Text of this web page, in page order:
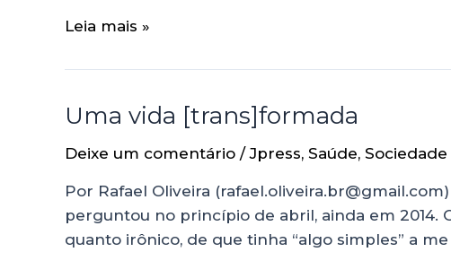
Leia mais »
Uma vida [trans]formada
Deixe um comentário /Jpress, Saúde, Sociedade
Por Rafael Oliveira
perguntou no princípio de abril, ainda em
quanto irônico, de que tinha “algo simples” a